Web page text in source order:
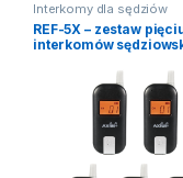
Interkomy dla sędziów
sportowych
REF-5X – zestaw
interkomów